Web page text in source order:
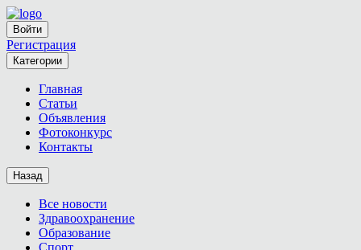
Войти
Регистрация
Категории
Главная
Статьи
Объявления
Фотоконкурс
Контакты
Назад
Все новости
Здравоохранение
Образование
Спорт